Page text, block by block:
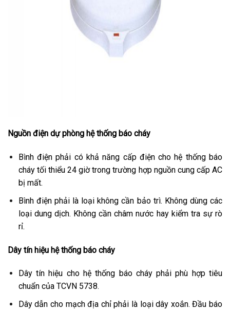
Nguồn điện dự phòng hệ thống báo cháy
Bình điện phải có khả năng cấp điện cho hệ thống báo
cháy tối thiểu 24 giờ trong trường hợp nguồn cung cấp AC
bị mất.
Bình điện phải là loại không cần bảo trì. Không dùng các
loại dung dịch. Không cần châm nước hay kiểm tra sự rò
rỉ.
Dây tín hiệu hệ thống báo cháy
Dây tín hiệu cho hệ thống báo cháy phải phù hợp tiêu
chuẩn của TCVN 5738.
Dây dẫn cho mạch địa chỉ phải là loại dây xoắn. Đầu báo